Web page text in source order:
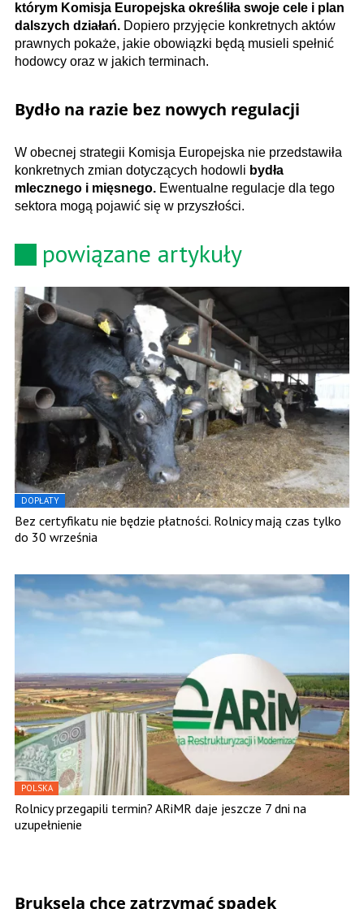
którym Komisja Europejska określiła swoje cele i plan
dalszych działań. Dopiero przyjęcie konkretnych aktów
prawnych pokaże, jakie obowiązki będą musieli spełnić
hodowcy oraz w jakich terminach.
Bydło na razie bez nowych regulacji
W obecnej strategii Komisja Europejska nie przedstawiła
konkretnych zmian dotyczących hodowli bydła
mlecznego i mięsnego. Ewentualne regulacje dla tego
sektora mogą pojawić się w przyszłości.
powiązane artykuły
DOPŁATY
Bez certyfikatu nie będzie płatności. Rolnicy mają czas tylko
do 30 września
POLSKA
Rolnicy przegapili termin? ARiMR daje jeszcze 7 dni na
uzupełnienie
Bruksela chce zatrzymać spadek